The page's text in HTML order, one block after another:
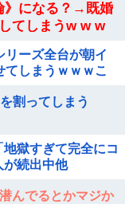
》になる？→既婚
てしまうw w w
ーズ全台が朝イ
しまうｗｗｗこ
割ってしまう
獄すぎて完全にコ
続出中他
んでるとかマジか